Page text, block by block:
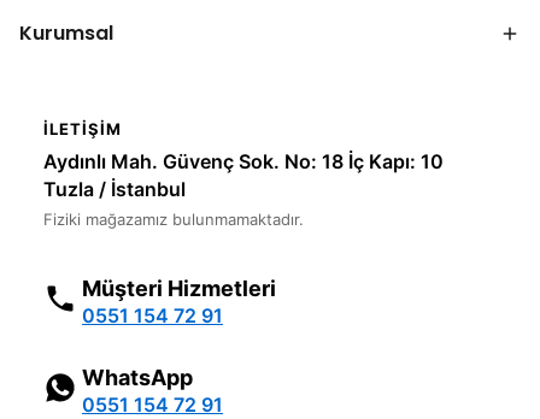
Kurumsal
İLETIŞIM
Aydınlı Mah. Güvenç Sok. No: 18 İç Kapı: 10
Tuzla / İstanbul
Fiziki mağazamız bulunmamaktadır.
Müşteri Hizmetleri
0551 154 72 91
WhatsApp
0551 154 72 91